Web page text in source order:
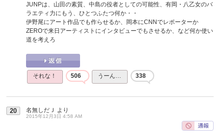
JUNPは、山田の素質、中島の役者としての可能性、有岡・八乙女のバ
ラエティ力にもう、ひとつふたつ何か・・
伊野尾にアート作品でも作らせるか、岡本にCNNでレポーターか
ZEROで来日アーティストにインタビューでもさせるか、など何か使い
道を考えろ
それな！ 506 うーん… 338
20 名無しだＪ より
2015年12月3日 4:58 AM